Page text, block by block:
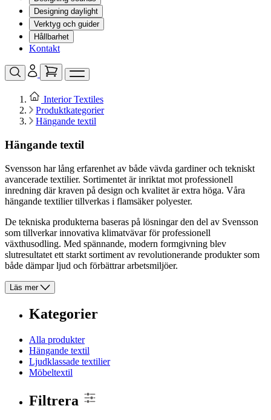
Designing daylight
Verktyg och guider
Hållbarhet
Kontakt
Interior Textiles
Produktkategorier
Hängande textil
Hängande textil
Svensson har lång erfarenhet av både vävda gardiner och tekniskt
avancerade textilier. Sortimentet är inriktat mot professionell
inredning där kraven på design och kvalitet är extra höga. Våra
hängande textilier tillverkas i flamsäker polyester.
De tekniska produkterna baseras på lösningar den del av Svensson
som tillverkar innovativa klimatvävar för professionell
växthusodling. Med spännande, modern formgivning blev
slutresultatet ett starkt sortiment av revolutionerande produkter som
både dämpar ljud och förbättrar arbetsmiljöer.
Läs mer
Kategorier
Alla produkter
Hängande textil
Ljudklassade textilier
Möbeltextil
Filtrera